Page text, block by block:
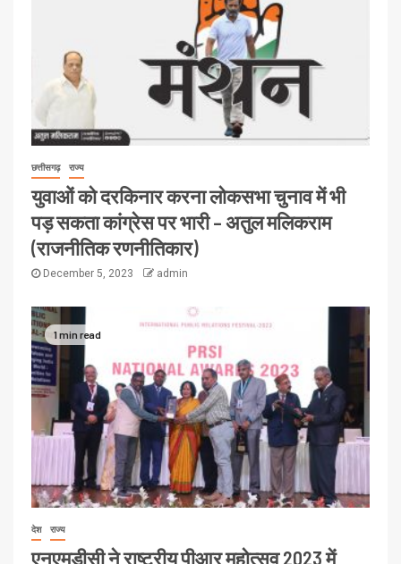
छत्तीसगढ़ राज्य
युवाओं को दरकिनार करना लोकसभा चुनाव में भी
पड़ सकता कांग्रेस पर भारी – अतुल मलिकराम
(राजनीतिक रणनीतिकार)
December 5, 2023 admin
1 min read
देश राज्य
एनएमडीसी ने राष्ट्रीय पीआर महोत्सव 2023 में